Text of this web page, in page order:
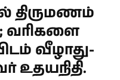
திருமணம்
; வரிகளை
வீழாது-